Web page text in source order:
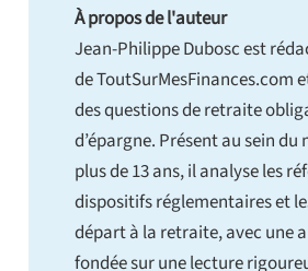
À propos de l'auteur
Jean-Philippe Dubosc est
de ToutSurMesFinances.com
des questions de retraite
d’épargne. Présent au sein du
plus de 13 ans, il analyse les
dispositifs réglementaires et
départ à la retraite, avec une
fondée sur une lecture